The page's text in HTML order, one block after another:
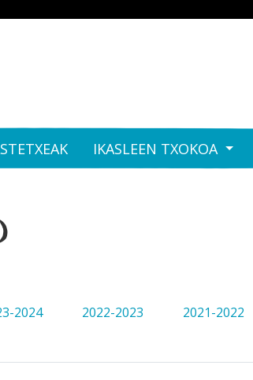
IKASLEEN TXOKOA
2024 2022-2023 2021-2022